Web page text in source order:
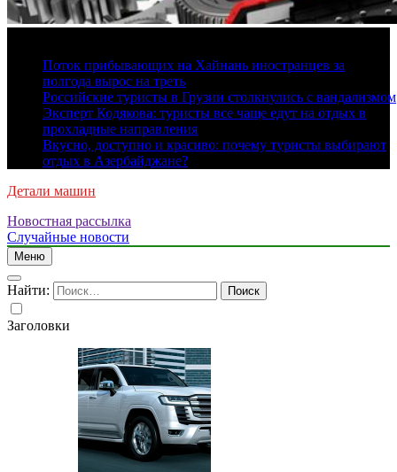
Поток прибывающих на Хайнань иностранцев за
полгода вырос на треть
Российские туристы в Грузии столкнулись с вандализмом
Эксперт Кодякова: туристы все чаще едут на отдых в
прохладные направления
Вкусно, доступно и красиво: почему туристы выбирают
отдых в Азербайджане?
Детали машин
Новостная рассылка
Случайные новости
Меню
Найти:
Заголовки